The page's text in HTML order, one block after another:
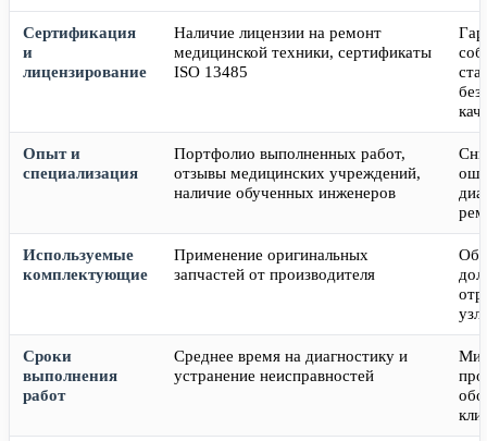
Сертификация
и
лицензирование
Наличие лицензии на ремонт
медицинской техники, сертификаты
ISO 13485
Опыт и
специализация
Портфолио выполненных работ,
отзывы медицинских учреждений,
наличие обученных инженеров
Используемые
комплектующие
Применение оригинальных
запчастей от производителя
Сроки
выполнения
работ
Среднее время на диагностику и
устранение неисправностей